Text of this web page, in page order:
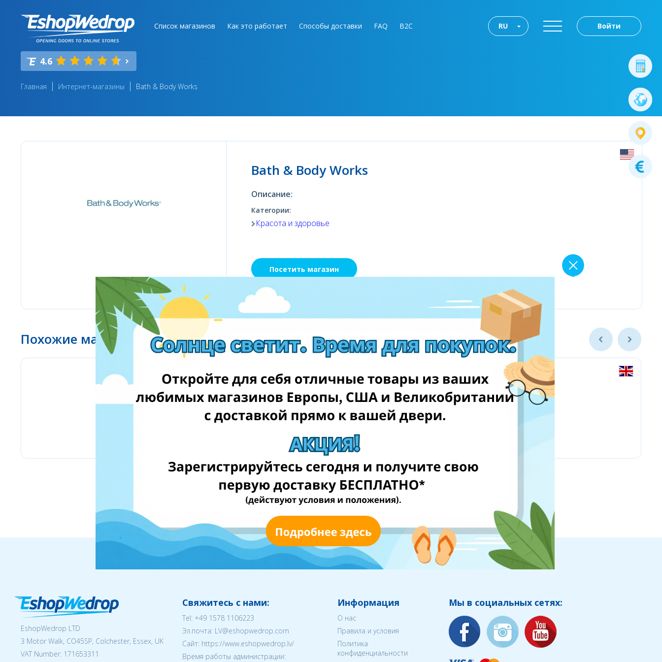
Список магазинов Как это работает Способы доставки FAQ B2C Войти
RU
4.6
Главная Интернет-магазины Bath & Body Works
Bath & Body Works
Описание:
Категории:
Красота и здоровье
Посетить магазин
Похожие магазины
EshopWedrop LTD
3 Motor Walk, CO45SP, Colchester, Essex, UK
VAT Number: 171653311
Свяжитесь с нами:
Tel: +49 1578 1106223
Эл.почта: LV@eshopwedrop.com
Cайт: https://www.eshopwedrop.lv/
Время работы администрации:
Информация
О нас
Правила и условия
Политика
конфиденциальности
Мы в социальных сетях: